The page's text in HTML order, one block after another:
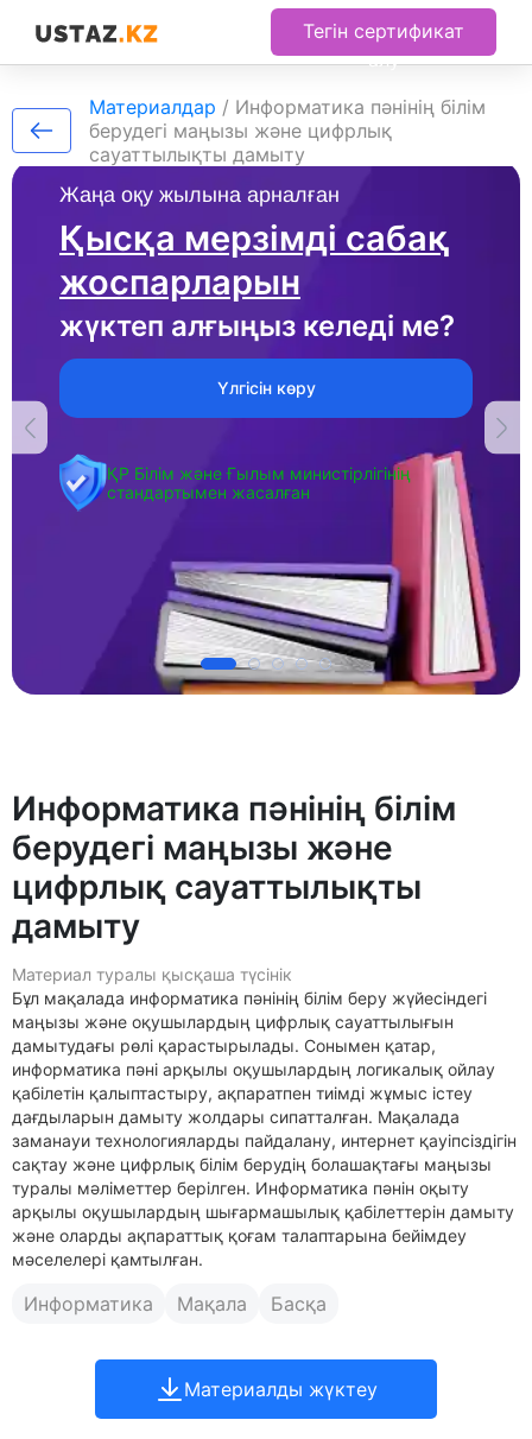
Тегін сертификат
алу
Жаңа оқу жылына арналған
Қысқа мерзімді сабақ
жоспарларын
жүктеп алғыңыз келеді ме?
Үлгісін көру
ҚР Білім және Ғылым министірлігінің
стандартымен жасалған
Материалдар / Информатика пәнінің білім
берудегі маңызы және цифрлық
сауаттылықты дамыту
Информатика пәнінің білім
берудегі маңызы және
цифрлық сауаттылықты
дамыту
Материал туралы қысқаша түсінік
Бұл мақалада информатика пәнінің білім беру жүйесіндегі
маңызы және оқушылардың цифрлық сауаттылығын
дамытудағы рөлі қарастырылады. Сонымен қатар,
информатика пәні арқылы оқушылардың логикалық ойлау
қабілетін қалыптастыру, ақпаратпен тиімді жұмыс істеу
дағдыларын дамыту жолдары сипатталған. Мақалада
заманауи технологияларды пайдалану, интернет қауіпсіздігін
сақтау және цифрлық білім берудің болашақтағы маңызы
туралы мәліметтер берілген. Информатика пәнін оқыту
арқылы оқушылардың шығармашылық қабілеттерін дамыту
және оларды ақпараттық қоғам талаптарына бейімдеу
мәселелері қамтылған.
Информатика Мақала Басқа
Материалды жүктеу